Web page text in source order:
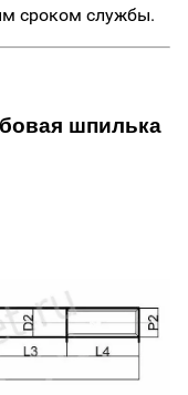
сроком службы.
шпилька